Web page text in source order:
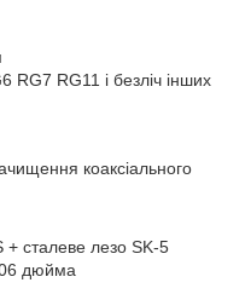
RG7 RG11 і безліч інших
коаксіального
+ сталеве лезо SK-5
дюйма